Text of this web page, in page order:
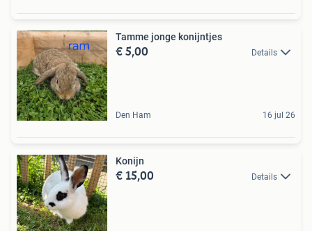
Tamme jonge konijntjes
€ 5,00 Details
Den Ham 16 jul 26
Konijn
€ 15,00 Details